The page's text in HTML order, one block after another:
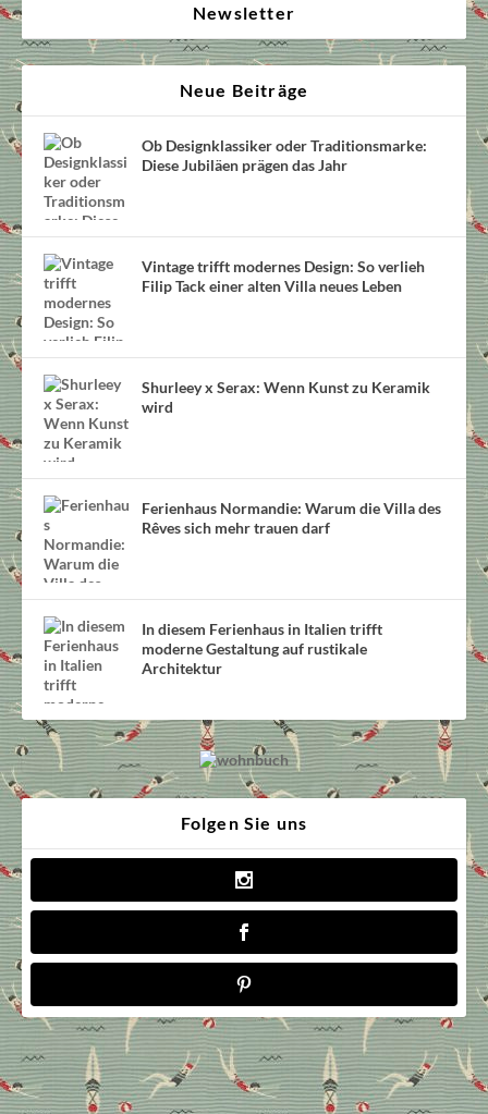
Newsletter
Neue Beiträge
Ob Designklassiker oder Traditionsmarke:
Diese Jubiläen prägen das Jahr
Vintage trifft modernes Design: So verlieh
Filip Tack einer alten Villa neues Leben
Shurleey x Serax: Wenn Kunst zu Keramik
wird
Ferienhaus Normandie: Warum die Villa des
Rêves sich mehr trauen darf
In diesem Ferienhaus in Italien trifft
moderne Gestaltung auf rustikale
Architektur
Folgen Sie uns